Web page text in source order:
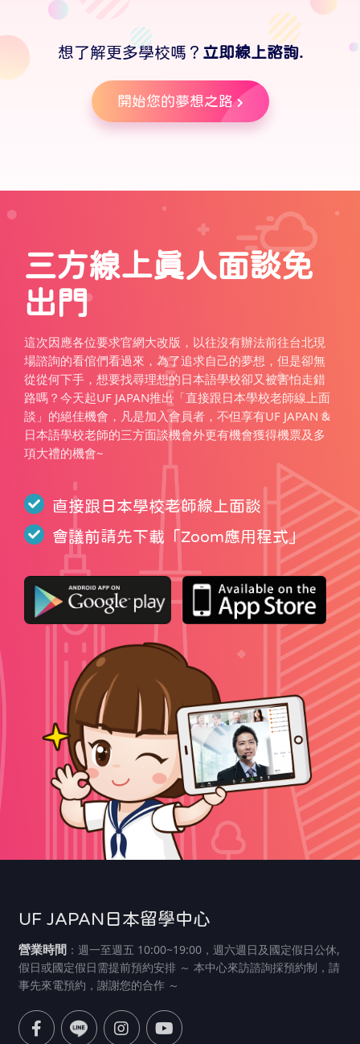
想了解更多學校嗎？ 立即線上諮詢.
開始您的夢想之路
三方線上真人面談免
出門
這次因應各位要求官網大改版，以往沒有辦法前往台北現
場諮詢的看倌們看過來，為了追求自己的夢想，但是卻無
從從何下手，想要找尋理想的日本語學校卻又被害怕走錯
路嗎？今天起UF JAPAN推出「直接跟日本學校老師線上面
談」的絕佳機會，凡是加入會員者，不但享有UF JAPAN &
日本語學校老師的三方面談機會外更有機會獲得機票及多
項大禮的機會~
直接跟日本學校老師線上面談
會議前請先下載「 Zoom應用程式」
UF JAPAN日本留學中心
營業時間 ：週一至週五 10:00~19:00，週六週日及國定假日公休,
假日或國定假日需提前預約安排 ～ 本中心來訪諮詢採預約制，請
事先來電預約，謝謝您的合作 ～